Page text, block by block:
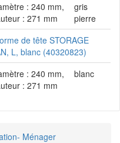
: 240 mm,
: 271 mm
gris
pierre
de tête STORAGE
L, blanc (40320823)
: 240 mm,
: 271 mm
blanc
Ménager